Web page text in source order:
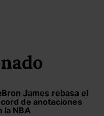
James rebasa el
de anotaciones
la NBA